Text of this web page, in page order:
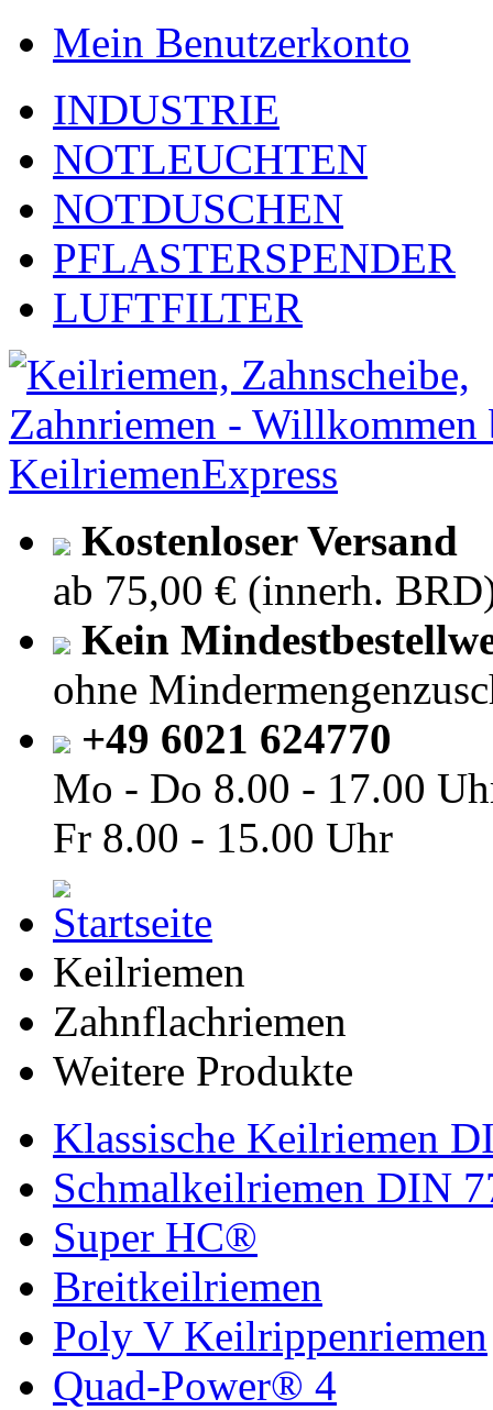
Mein Benutzerkonto
INDUSTRIE
NOTLEUCHTEN
NOTDUSCHEN
PFLASTERSPENDER
LUFTFILTER
Kostenloser Versand
ab 75,00 € (innerh.
Kein
ohne
+49 6021 624770
Mo - Do 8.00 - 17.00
Fr 8.00 - 15.00 Uhr
Keilriemen
Zahnflachriemen
Weitere Produkte
Klassische Keilriemen
Schmalkeilriemen DIN
Super HC®
Breitkeilriemen
Poly V Keilrippenriemen
Quad-Power® 4